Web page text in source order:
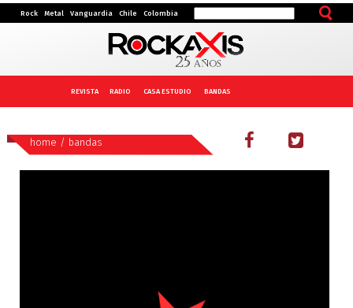
Rock Metal Vanguardia Chile Colombia
REVISTA RADIO CASA ESTUDIO BANDAS
home / bandas